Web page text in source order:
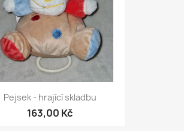
Pejsek - hrající skladbu
163,00 Kč